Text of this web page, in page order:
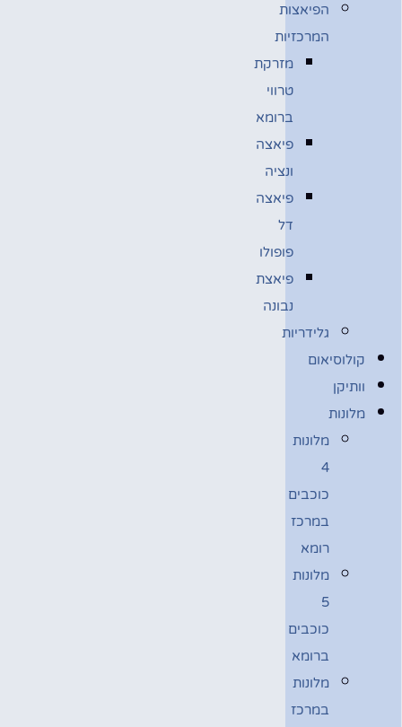
הפיאצות
המרכזיות
מזרקת
טרווי
ברומא
פיאצה
ונציה
פיאצה
דל
פופולו
פיאצת
נבונה
גלידריות
קולוסיאום
וותיקן
מלונות
מלונות
4
כוכבים
במרכז
רומא
מלונות
5
כוכבים
ברומא
מלונות
במרכז